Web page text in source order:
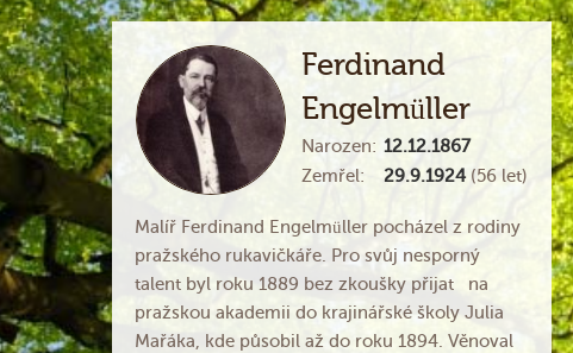
Ferdinand
Engelmüller
Narozen: 12.12.1867
Zemřel:
29.9.1924 (56 let)
Malíř Ferdinand Engelmüller pocházel z rodiny
pražského rukavičkáře. Pro svůj nesporný
talent byl roku 1889 bez zkoušky přijat na
pražskou akademii do krajinářské školy Julia
Mařáka, kde působil až do roku 1894. Věnoval